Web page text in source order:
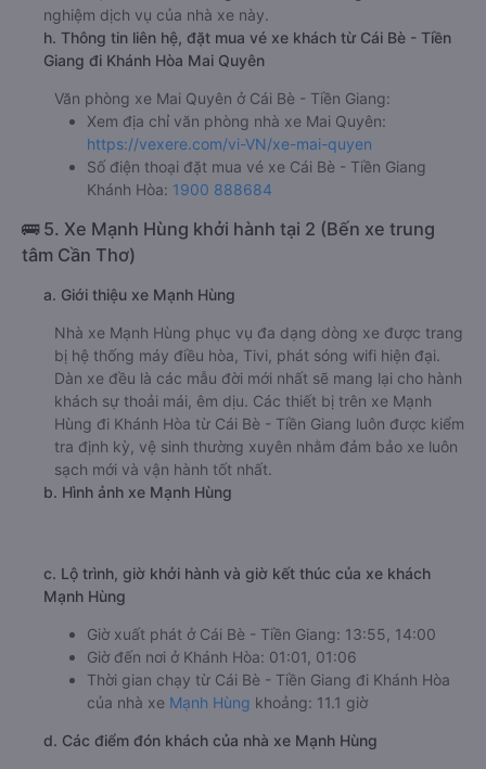
e. Các điểm trả khách của nhà xe Mai Quyên
Ngã 3 Thành
f. Giá vé giá xe khách đi Khánh Hòa từ Cái Bè - Tiền Giang
Mai Quyên
giường nằm 500000đ/vé
giường nằm đôi 650000đ/vé
g. Review, đánh giá chất lượng xe Mai Quyên
Nhà xe Mai Quyên được đánh giá với số điểm trung bình là
4.0/5 dựa trên 135 đánh giá của khách hàng đã trải
nghiệm dịch vụ của nhà xe này.
h. Thông tin liên hệ, đặt mua vé xe khách từ Cái Bè - Tiền
Giang đi Khánh Hòa Mai Quyên
Văn phòng xe Mai Quyên ở Cái Bè - Tiền Giang:
Xem địa chỉ văn phòng nhà xe Mai Quyên:
https://vexere.com/vi-VN/xe-mai-quyen
Số điện thoại đặt mua vé xe Cái Bè - Tiền Giang
Khánh Hòa:
1900 888684
tâm Cần Thơ)
a. Giới thiệu xe Mạnh Hùng
Nhà xe Mạnh Hùng phục vụ đa dạng dòng xe được trang
bị hệ thống máy điều hòa, Tivi, phát sóng wifi hiện đại.
Dàn xe đều là các mẫu đời mới nhất sẽ mang lại cho hành
khách sự thoải mái, êm dịu. Các thiết bị trên xe Mạnh
Hùng đi Khánh Hòa từ Cái Bè - Tiền Giang luôn được kiểm